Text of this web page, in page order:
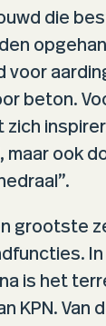
die
beton.
ook
grootste
is het
KPN.